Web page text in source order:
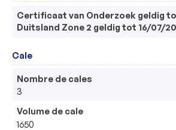
Certificaat van Onderzoek geldig
Duitsland Zone 2 geldig tot 16/07/
Cale
Nombre de cales
3
Volume de cale
1650